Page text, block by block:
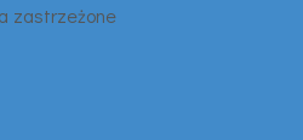
zastrzeżone